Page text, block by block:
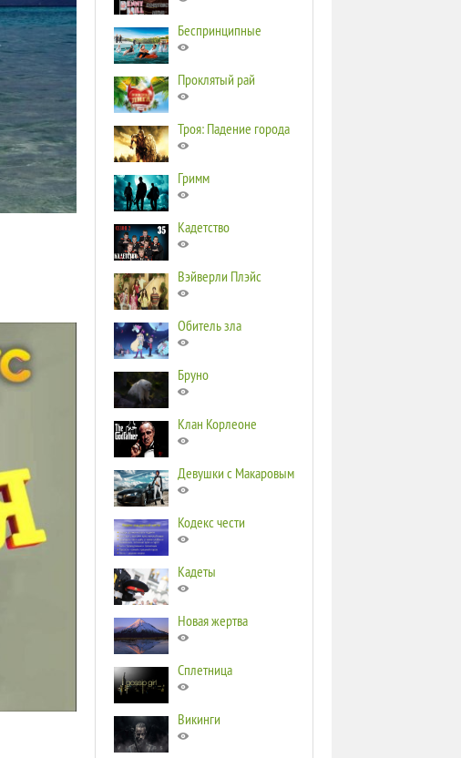
Беспринципные
Проклятый рай
Троя: Падение города
Гримм
Кадетство
Вэйверли Плэйс
Обитель зла
Бруно
Клан Корлеоне
Девушки с Макаровым
Кодекс чести
Кадеты
Новая жертва
Сплетница
Викинги